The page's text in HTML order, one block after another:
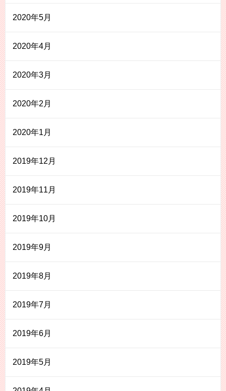
2020年5月
2020年4月
2020年3月
2020年2月
2020年1月
2019年12月
2019年11月
2019年10月
2019年9月
2019年8月
2019年7月
2019年6月
2019年5月